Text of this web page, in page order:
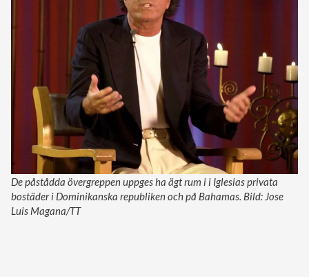
De påstådda övergreppen uppges ha ägt rum i i Iglesias privata
bostäder i Dominikanska republiken och på Bahamas. Bild: Jose
Luis Magana/TT